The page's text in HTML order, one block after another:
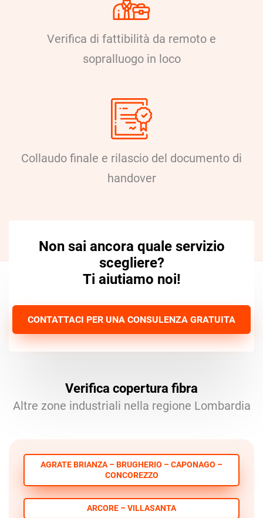
Verifica di fattibilità da remoto e
sopralluogo in loco
Collaudo finale e rilascio del documento di
handover
Non sai ancora quale servizio
scegliere?
Ti aiutiamo noi!
CONTATTACI PER UNA CONSULENZA GRATUITA
Verifica copertura fibra
Altre zone industriali nella regione Lombardia
AGRATE BRIANZA – BRUGHERIO – CAPONAGO –
CONCOREZZO
ARCORE – VILLASANTA